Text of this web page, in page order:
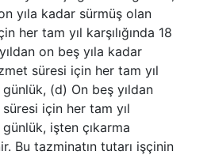
yıla kadar sürmüş olan
her tam yıl karşılığında 18
on beş yıla kadar
süresi için her tam yıl
günlük, (d) On beş yıldan
için her tam yıl
günlük, işten çıkarma
Bu tazminatın tutarı işçinin